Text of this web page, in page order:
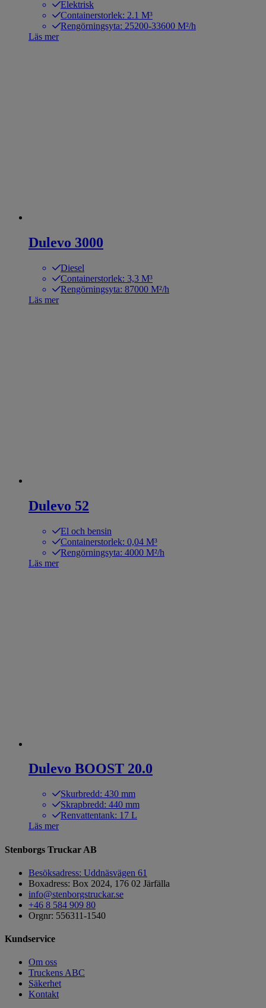
Elektrisk
Containerstorlek: 2.1 M³
Rengörningsyta: 25200-33600 M²/h
Läs mer
Dulevo 3000
Diesel
Containerstorlek: 3,3 M³
Rengörningsyta: 87000 M²/h
Läs mer
Dulevo 52
El och bensin
Containerstorlek: 0,04 M³
Rengörningsyta: 4000 M²/h
Läs mer
Dulevo BOOST 20.0
Skurbredd: 430 mm
Skrapbredd: 440 mm
Renvattentank: 17 L
Läs mer
Stenborgs Truckar AB
Besöksadress: Uddnäsvägen 61
Boxadress: Box 2024, 176 02 Järfälla
info@stenborgstruckar.se
+46 8 584 909 80
Orgnr: 556311-1540
Kundservice
Om oss
Truckens ABC
Säkerhet
Kontakt